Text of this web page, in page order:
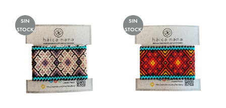
SIN
STOCK
SIN
STOCK